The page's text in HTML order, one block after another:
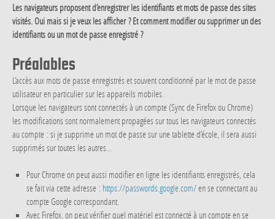
Les navigateurs proposent d’enregistrer les identifiants et mots de passe des sites
visités. Oui mais si je veux les afficher ? Et comment modifier ou supprimer un des
identifiants ou un mot de passe enregistré ?
Préalables
L’accès aux mots de passe enregistrés et souvent conditionné par le mot de passe
utilisateur en particulier sur les appareils mobiles.
Lorsque les navigateurs sont connectés à un compte (Sync de Firefox ou Chrome)
les modifications sont normalement propagées sur tous les navigateurs connectés
au compte : si je supprime un mot de passe sur une tablette d’école, il sera aussi
supprimés sur toutes les autres...
Pour Chrome on peut aussi modifier en ligne les identifiants enregistrés, cela
se fait via cette adresse : https://passwords.google.com/en se connectant au
compte Google correspondant.
Avec Firefox, on peut vérifier quel matériel est connecté à un compte en se